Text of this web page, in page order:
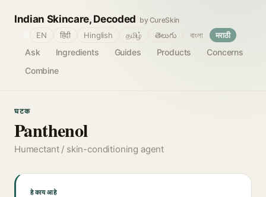
Indian Skincare, Decoded by CureSkin
Ask Ingredients Guides Products
Concerns
Combine
EN हिंदी Hinglish தமிழ் తెలుగు বাংলা मराठी
घटक
Panthenol
Humectant / skin-conditioning agent
हे काय आहे